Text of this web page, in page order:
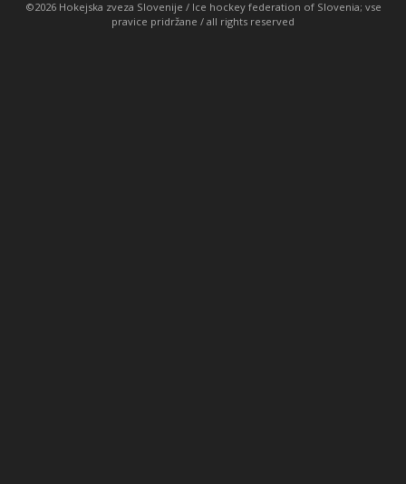
©2026 Hokejska zveza Slovenije / Ice hockey federation of Slovenia; vse
pravice pridržane / all rights reserved